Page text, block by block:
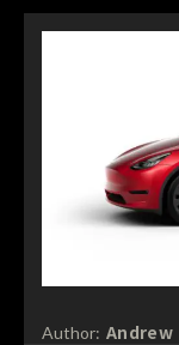
Author: Andrew